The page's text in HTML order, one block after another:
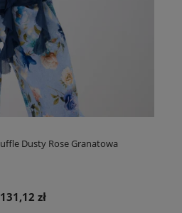
Dusty Rose Granatowa
131,12 zł